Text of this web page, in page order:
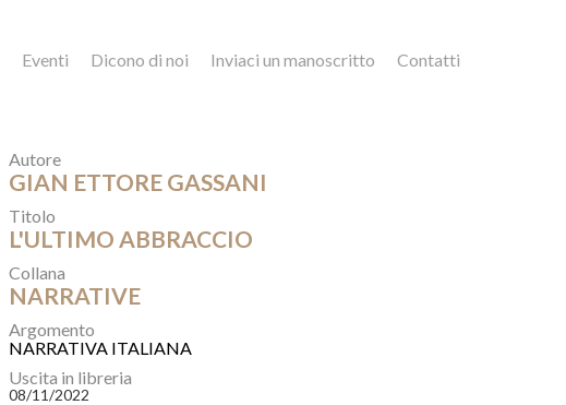
Eventi Dicono di noi Inviaci un manoscritto Contatti
Autore
GIAN ETTORE GASSANI
Titolo
L'ULTIMO ABBRACCIO
Collana
NARRATIVE
Argomento
NARRATIVA ITALIANA
Uscita in libreria
08/11/2022